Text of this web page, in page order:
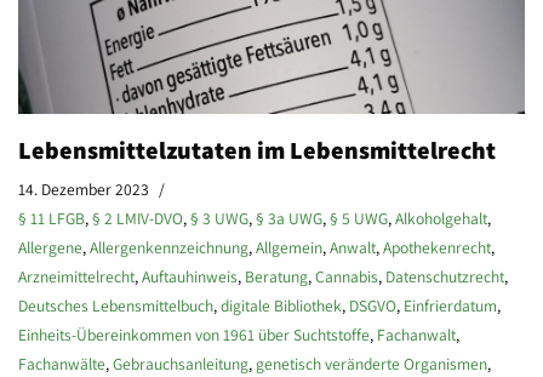
Lebensmittelzutaten im Lebensmittelrecht
14. Dezember 2023
§ 11 LFGB,§ 2 LMIV-DVO,§ 3 UWG,§ 3a UWG,§ 5 UWG,Alkoholgehalt,
Allergene,Allergenkennzeichnung,Allgemein,Anwalt,Apothekenrecht,
Arzneimittelrecht,Auftauhinweis, Beratung,Cannabis, Datenschutzrecht,
Deutsches Lebensmittelbuch,digitale Bibliothek, DSGVO, Einfrierdatum,
Einheits-Übereinkommen von 1961 über Suchtstoffe, Fachanwalt,
Fachanwälte,Gebrauchsanleitung, genetisch veränderte Organismen,